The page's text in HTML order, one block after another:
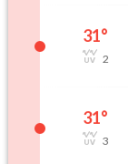
31°
2
31°
3